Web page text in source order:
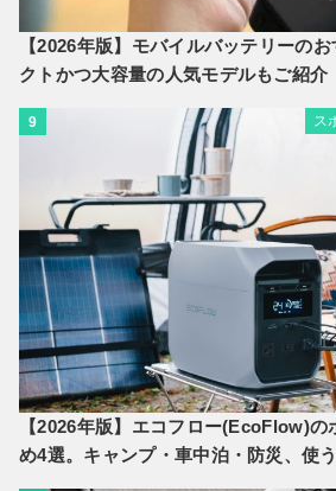
【2026年版】モバイルバッテリーの
クトかつ大容量の人気モデルもご紹介
9 ス
【2026年版】エコフロー(EcoFlow)
め4選。キャンプ・車中泊・防災、使